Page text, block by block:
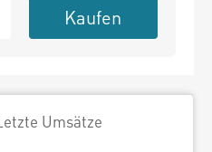
Kaufen
Umsätze